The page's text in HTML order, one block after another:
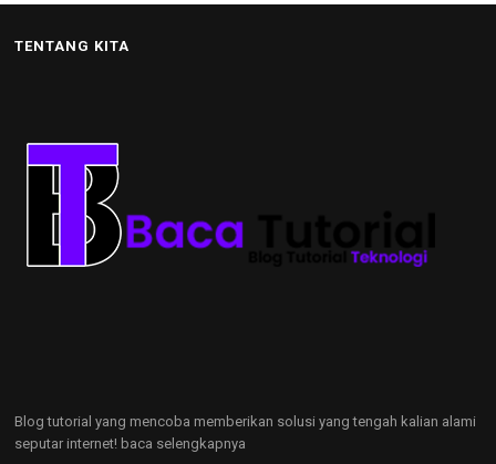
TENTANG KITA
Blog tutorial yang mencoba memberikan solusi yang tengah kalian alami
seputar internet! baca selengkapnya